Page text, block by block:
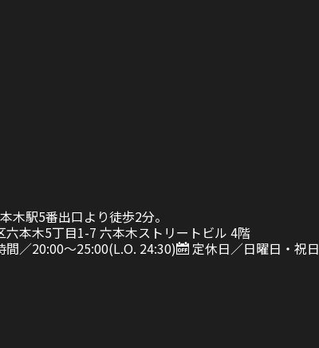
木駅5番出口より徒歩2分。
六本木5丁目1-7 六本木ストリートビル 4階
間／20:00〜25:00(L.O. 24:30) 定休日／日曜日・祝日